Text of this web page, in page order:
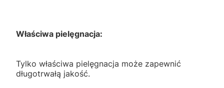
Właściwa pielęgnacja:
Tylko właściwa pielęgnacja może zapewnić
długotrwałą jakość.